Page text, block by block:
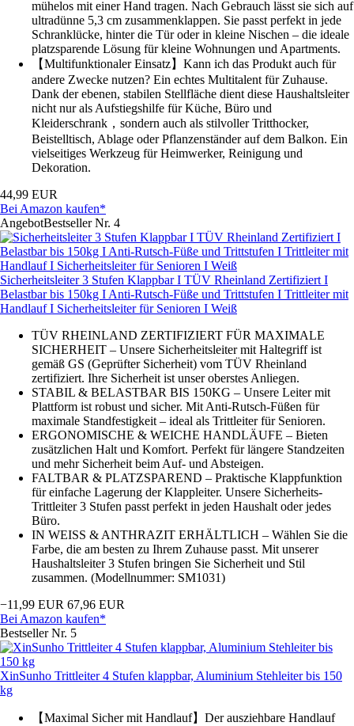
mühelos mit einer Hand tragen. Nach Gebrauch lässt sie sich auf
ultradünne 5,3 cm zusammenklappen. Sie passt perfekt in jede
Schranklücke, hinter die Tür oder in kleine Nischen – die ideale
platzsparende Lösung für kleine Wohnungen und Apartments.
【Multifunktionaler Einsatz】Kann ich das Produkt auch für
andere Zwecke nutzen? Ein echtes Multitalent für Zuhause.
Dank der ebenen, stabilen Stellfläche dient diese Haushaltsleiter
nicht nur als Aufstiegshilfe für Küche, Büro und
Kleiderschrank，sondern auch als stilvoller Tritthocker,
Beistelltisch, Ablage oder Pflanzenständer auf dem Balkon. Ein
vielseitiges Werkzeug für Heimwerker, Reinigung und
Dekoration.
44,99 EUR
Bei Amazon kaufen*
AngebotBestseller Nr. 4
Sicherheitsleiter 3 Stufen Klappbar I TÜV Rheinland Zertifiziert I
Belastbar bis 150kg I Anti-Rutsch-Füße und Trittstufen I Trittleiter mit
Handlauf I Sicherheitsleiter für Senioren I Weiß
TÜV RHEINLAND ZERTIFIZIERT FÜR MAXIMALE
SICHERHEIT – Unsere Sicherheitsleiter mit Haltegriff ist
gemäß GS (Geprüfter Sicherheit) vom TÜV Rheinland
zertifiziert. Ihre Sicherheit ist unser oberstes Anliegen.
STABIL & BELASTBAR BIS 150KG – Unsere Leiter mit
Plattform ist robust und sicher. Mit Anti-Rutsch-Füßen für
maximale Standfestigkeit – ideal als Trittleiter für Senioren.
ERGONOMISCHE & WEICHE HANDLÄUFE – Bieten
zusätzlichen Halt und Komfort. Perfekt für längere Standzeiten
und mehr Sicherheit beim Auf- und Absteigen.
FALTBAR & PLATZSPAREND – Praktische Klappfunktion
für einfache Lagerung der Klappleiter. Unsere Sicherheits-
Trittleiter 3 Stufen passt perfekt in jeden Haushalt oder jedes
Büro.
IN WEISS & ANTHRAZIT ERHÄLTLICH – Wählen Sie die
Farbe, die am besten zu Ihrem Zuhause passt. Mit unserer
Haushaltsleiter 3 Stufen bringen Sie Sicherheit und Stil
zusammen. (Modellnummer: SM1031)
−11,99 EUR 67,96 EUR
Bei Amazon kaufen*
Bestseller Nr. 5
XinSunho Trittleiter 4 Stufen klappbar, Aluminium Stehleiter bis 150
kg
【Maximal Sicher mit Handlauf】Der ausziehbare Handlauf